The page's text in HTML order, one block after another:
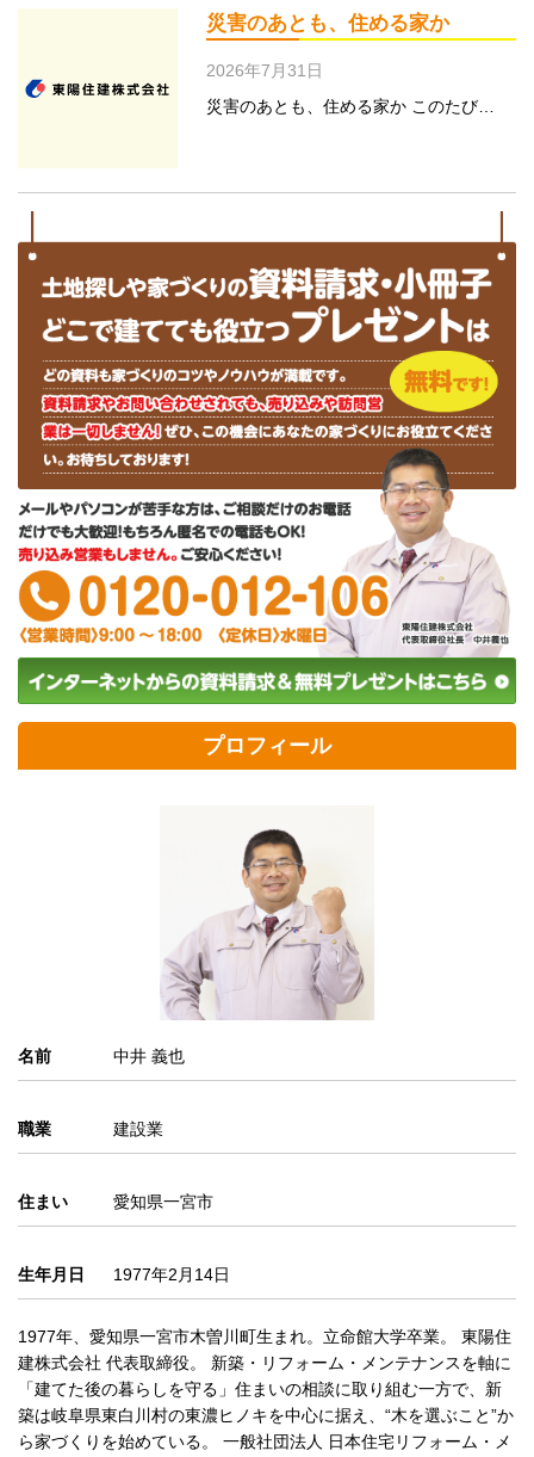
災害のあとも、住める家か
2026年7月31日
災害のあとも、住める家か このたび…
プロフィール
名前 中井 義也
職業 建設業
住まい 愛知県一宮市
生年月日 1977年2月14日
1977年、愛知県一宮市木曽川町生まれ。立命館大学卒業。 東陽住
建株式会社 代表取締役。 新築・リフォーム・メンテナンスを軸に
「建てた後の暮らしを守る」住まいの相談に取り組む一方で、新
築は岐阜県東白川村の東濃ヒノキを中心に据え、“木を選ぶこと”か
ら家づくりを始めている。 一般社団法人 日本住宅リフォーム・メ